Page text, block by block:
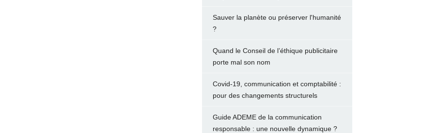
Sauver la planète ou préserver l'humanité
?
Quand le Conseil de l’éthique publicitaire
porte mal son nom
Covid-19, communication et comptabilité :
pour des changements structurels
Guide ADEME de la communication
responsable : une nouvelle dynamique ?